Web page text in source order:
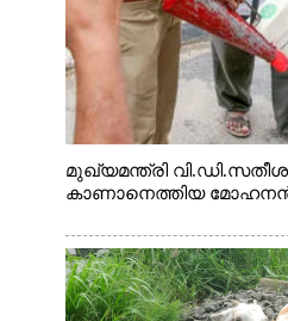
മുഖ്യമന്ത്രി
കാണാനെത്തിയ